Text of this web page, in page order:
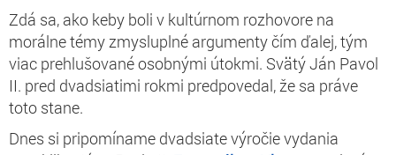
Zdá sa, ako keby boli v kultúrnom rozhovore na
morálne témy zmysluplné argumenty čím ďalej, tým
viac prehlušované osobnými útokmi. Svätý Ján Pavol
II. pred dvadsiatimi rokmi predpovedal, že sa práve
toto stane.
Dnes si pripomíname dvadsiate výročie vydania